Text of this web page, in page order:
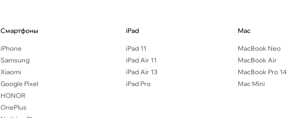
Смартфоны
iPhone
Samsung
Xiaomi
Google Pixel
HONOR
OnePlus
iPad
iPad 11
iPad Air 11
iPad Air 13
iPad Pro
Mac
MacBook Neo
MacBook Air
MacBook Pro 14
Mac Mini